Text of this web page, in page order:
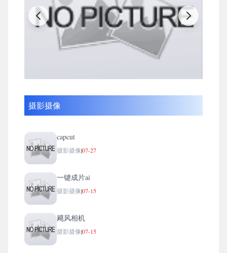
摄影摄像
capcut
摄影摄像|07-27
一键成片ai
摄影摄像|07-15
飓风相机
摄影摄像|07-15